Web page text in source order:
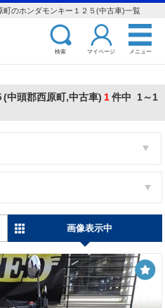
のホンダモンキー１２５(中古車)一覧
検索 マイページ メニュー
中頭郡西原町,中古車) 1件中 1～1
画像表示中